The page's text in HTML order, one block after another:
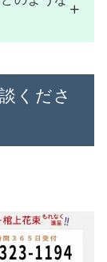
くださ